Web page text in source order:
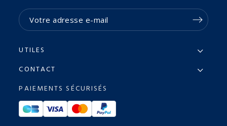
UTILES
CONTACT
PAIEMENTS SÉCURISÉS